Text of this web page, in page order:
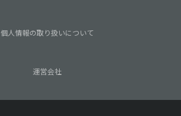
個人情報の取り扱いについて
運営会社